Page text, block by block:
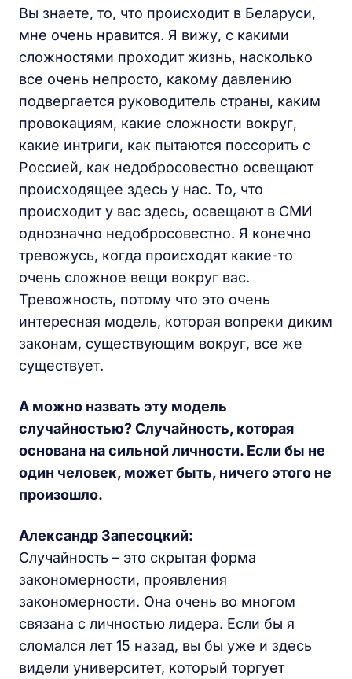
Вы знаете, то, что происходит в Беларуси,
мне очень нравится. Я вижу, с какими
сложностями проходит жизнь, насколько
все очень непросто, какому давлению
подвергается руководитель страны, каким
провокациям, какие сложности вокруг,
какие интриги, как пытаются поссорить с
Россией, как недобросовестно освещают
происходящее здесь у нас. То, что
происходит у вас здесь, освещают в СМИ
однозначно недобросовестно. Я конечно
тревожусь, когда происходят какие-то
очень сложное вещи вокруг вас.
Тревожность, потому что это очень
интересная модель, которая вопреки диким
законам, существующим вокруг, все же
существует.
А можно назвать эту модель
случайностью? Случайность, которая
основана на сильной личности. Если бы не
один человек, может быть, ничего этого не
произошло.
Александр Запесоцкий:
Случайность – это скрытая форма
закономерности, проявления
закономерности. Она очень во многом
связана с личностью лидера. Если бы я
сломался лет 15 назад, вы бы уже и здесь
видели университет, который торгует